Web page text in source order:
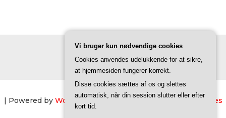
| Powered by WordPress| Theme byTheBootstrapThemes
Vi bruger kun nødvendige cookies
Cookies anvendes udelukkende for at sikre,
at hjemmesiden fungerer korrekt.
Disse cookies sættes af os og slettes
automatisk, når din session slutter eller efter
kort tid.